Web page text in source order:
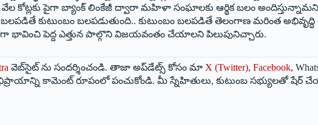
పైగా బ్యాంక్ లింకేజీ ద్వారా మహిళా సంఘాలకు ఆర్థిక బలం అందిస్తున్నామని
కుటుంబం బలపడుతుంది.. కుటుంబం బలపడితే తెలంగాణ మరింత అభివృద్ధి
పెద్ద ఎత్తున పాల్గొని విజయవంతం చేయాలని పిలుపునిచ్చారు.
వెబ్‌సైట్ ను సందర్శించండి. తాజా అప్‌డేట్స్ కోసం మా X (Twitter), Facebook,
కామెంట్ రూపంలో పంచుకోండి. మీ స్నేహితులు, కుటుంబ సభ్యులతో షేర్